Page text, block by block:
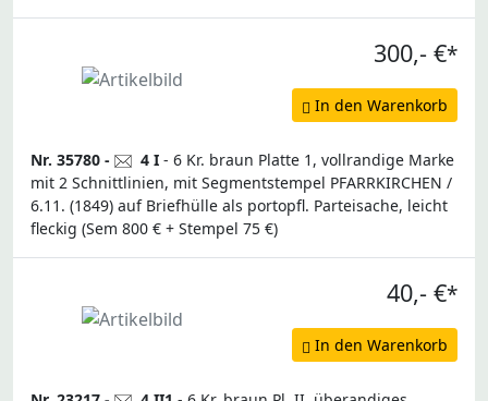
300,- €*
In den Warenkorb
Nr. 35780 - 4 I - 6 Kr. braun Platte 1, vollrandige Marke
mit 2 Schnittlinien, mit Segmentstempel PFARRKIRCHEN /
6.11. (1849) auf Briefhülle als portopfl. Parteisache, leicht
fleckig (Sem 800 € + Stempel 75 €)
40,- €*
In den Warenkorb